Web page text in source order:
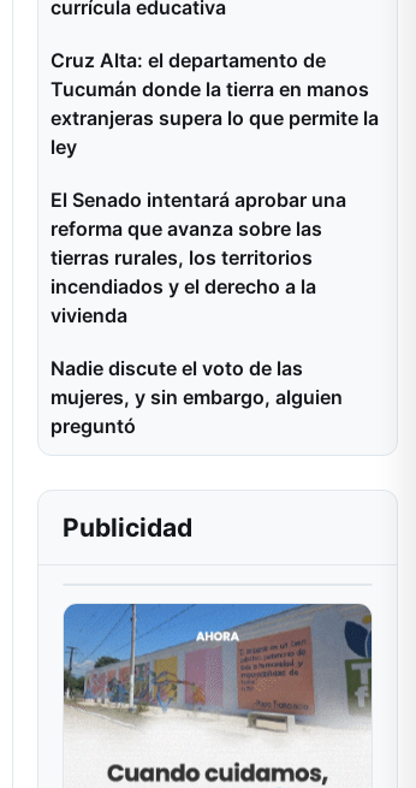
currícula educativa
Cruz Alta: el departamento de
Tucumán donde la tierra en manos
extranjeras supera lo que permite la
ley
El Senado intentará aprobar una
reforma que avanza sobre las
tierras rurales, los territorios
incendiados y el derecho a la
vivienda
Nadie discute el voto de las
mujeres, y sin embargo, alguien
preguntó
Publicidad